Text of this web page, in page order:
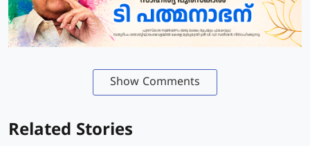
Show Comments
Related Stories